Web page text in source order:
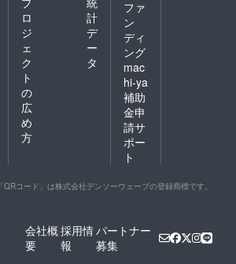
ロ
ジ
ェ
ク
ト
の
広
め
方
計
デ
ー
タ
ファ
ン
ディ
ング
mac
hi-ya
補助
金申
請サ
ポー
ト
「QRコード」は株式会社デンソーウェーブの登録商標です。
会社概
要
採用情
報
パートナー
募集